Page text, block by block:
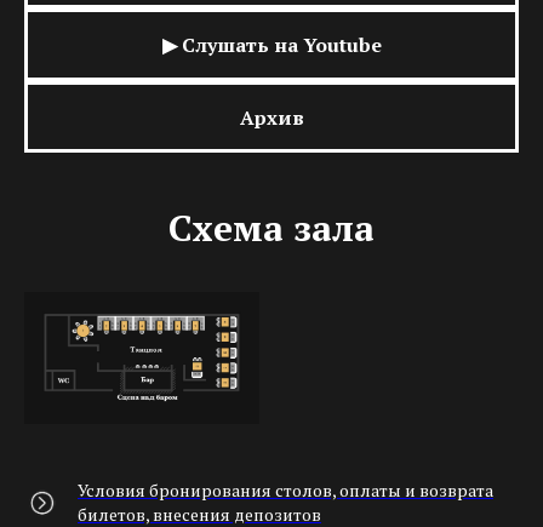
▶ Слушать на Youtube
Архив
Схема зала
Условия бронирования столов, оплаты и возврата
билетов, внесения депозитов